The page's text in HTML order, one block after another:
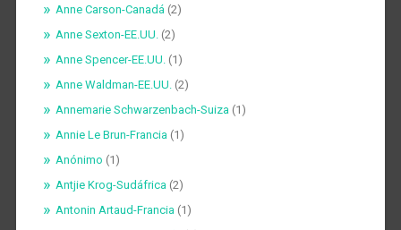
Anne Carson-Canadá (2)
Anne Sexton-EE.UU. (2)
Anne Spencer-EE.UU. (1)
Anne Waldman-EE.UU. (2)
Annemarie Schwarzenbach-Suiza (1)
Annie Le Brun-Francia (1)
Anónimo (1)
Antjie Krog-Sudáfrica (2)
Antonin Artaud-Francia (1)